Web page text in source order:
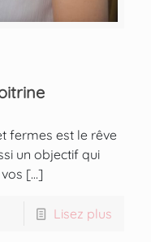
fermes est le rêve
un objectif qui
[…]
Lisez plus